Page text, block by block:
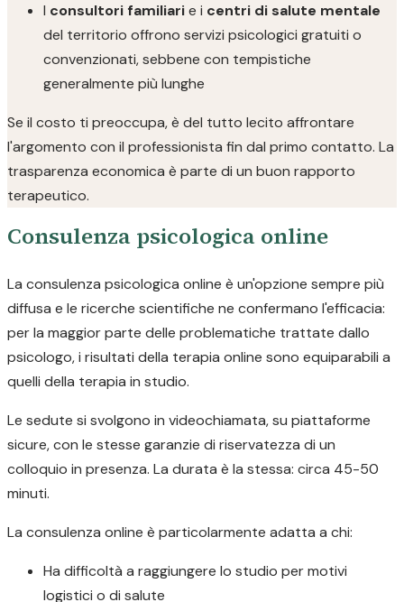
I consultori familiarie i centri di salute mentale
del territorio offrono servizi psicologici gratuiti o
convenzionati, sebbene con tempistiche
generalmente più lunghe
Se il costo ti preoccupa, è del tutto lecito affrontare
l'argomento con il professionista fin dal primo contatto. La
trasparenza economica è parte di un buon rapporto
terapeutico.
Consulenza psicologica online
La consulenza psicologica online è un'opzione sempre più
diffusa e le ricerche scientifiche ne confermano l'efficacia:
per la maggior parte delle problematiche trattate dallo
psicologo, i risultati della terapia online sono equiparabili a
quelli della terapia in studio.
Le sedute si svolgono in videochiamata, su piattaforme
sicure, con le stesse garanzie di riservatezza di un
colloquio in presenza. La durata è la stessa: circa 45-50
minuti.
La consulenza online è particolarmente adatta a chi:
Ha difficoltà a raggiungere lo studio per motivi
logistici o di salute